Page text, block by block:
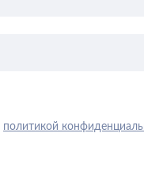
политикой